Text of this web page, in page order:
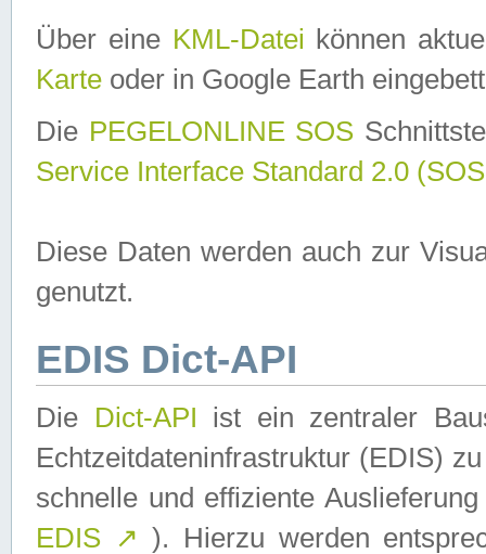
Über eine KML-Datei können
Karte oder in Google Earth
Die PEGELONLINE SOS
Service Interface Standard 2.0
Diese Daten werden auch zur
genutzt.
EDIS Dict-API
Die Dict-API ist ein zentraler
Echtzeitdateninfrastruktur (EDIS)
schnelle und effiziente
EDIS ↗ ). Hierzu werden